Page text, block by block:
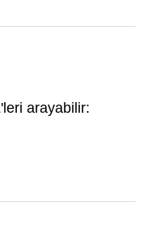
arayabilir: